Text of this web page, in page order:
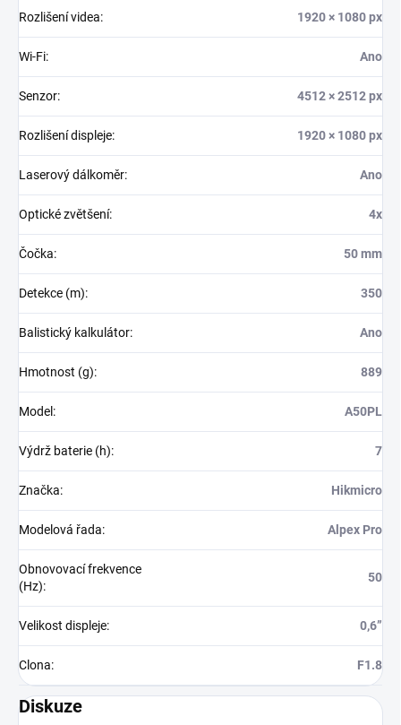
Rozlišení videa: 1920 × 1080 px
Wi-Fi: Ano
Senzor: 4512 × 2512 px
Rozlišení displeje: 1920 × 1080 px
Laserový dálkoměr: Ano
Optické zvětšení: 4x
Čočka: 50 mm
Detekce (m): 350
Balistický kalkulátor: Ano
Hmotnost (g): 889
Model : A50PL
Výdrž baterie (h): 7
Značka: Hikmicro
Modelová řada: Alpex Pro
Obnovovací frekvence
(Hz):
50
Velikost displeje: 0,6”
Clona: F1.8
Diskuze